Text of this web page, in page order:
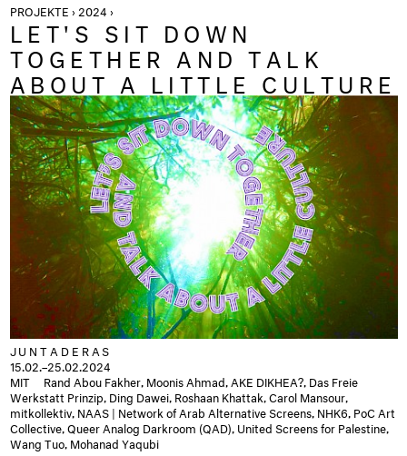
PROJEKTE › 2024 ›
LET'S SIT DOWN
TOGETHER AND TALK
ABOUT A LITTLE CULTURE
JUNTADERAS
15.02.–25.02.2024
MIT Rand Abou Fakher, Moonis Ahmad, AKE DIKHEA?, Das Freie
Werkstatt Prinzip, Ding Dawei, Roshaan Khattak, Carol Mansour,
mitkollektiv, NAAS | Network of Arab Alternative Screens, NHK6, PoC Art
Collective, Queer Analog Darkroom (QAD), United Screens for Palestine,
Wang Tuo, Mohanad Yaqubi